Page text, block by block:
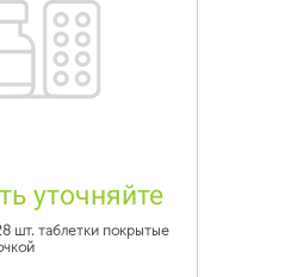
уточняйте
шт. таблетки покрытые